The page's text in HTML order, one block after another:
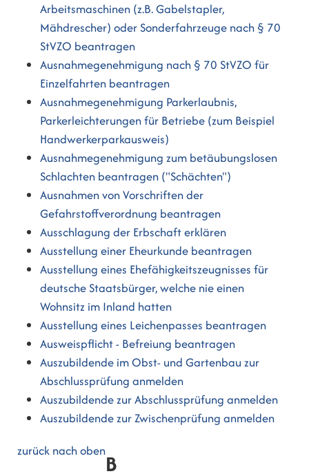
Arbeitsmaschinen (z.B. Gabelstapler,
Mähdrescher) oder Sonderfahrzeuge nach § 70
StVZO beantragen
Ausnahmegenehmigung nach § 70 StVZO für
Einzelfahrten beantragen
Ausnahmegenehmigung Parkerlaubnis,
Parkerleichterungen für Betriebe (zum Beispiel
Handwerkerparkausweis)
Ausnahmegenehmigung zum betäubungslosen
Schlachten beantragen ("Schächten")
Ausnahmen von Vorschriften der
Gefahrstoffverordnung beantragen
Ausschlagung der Erbschaft erklären
Ausstellung einer Eheurkunde beantragen
Ausstellung eines Ehefähigkeitszeugnisses für
deutsche Staatsbürger, welche nie einen
Wohnsitz im Inland hatten
Ausstellung eines Leichenpasses beantragen
Ausweispflicht - Befreiung beantragen
Auszubildende im Obst- und Gartenbau zur
Abschlussprüfung anmelden
Auszubildende zur Abschlussprüfung anmelden
Auszubildende zur Zwischenprüfung anmelden
zurück nach obenB